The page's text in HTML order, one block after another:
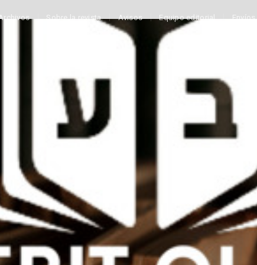
Sobre la revista Avisos Equipo editorial Envíos